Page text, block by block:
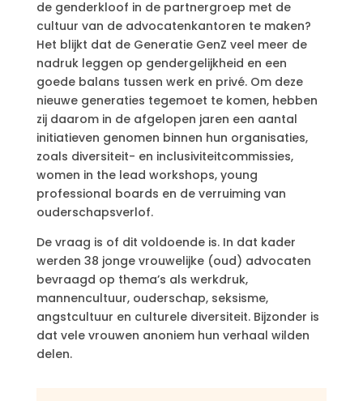
de genderkloof in de partnergroep met de
cultuur van de advocatenkantoren te maken?
Het blijkt dat de Generatie GenZ veel meer de
nadruk leggen op gendergelijkheid en een
goede balans tussen werk en privé. Om deze
nieuwe generaties tegemoet te komen, hebben
zij daarom in de afgelopen jaren een aantal
initiatieven genomen binnen hun organisaties,
zoals diversiteit- en inclusiviteitcommissies,
women in the lead workshops, young
professional boards en de verruiming van
ouderschapsverlof.
De vraag is of dit voldoende is. In dat kader
werden 38 jonge vrouwelijke (oud) advocaten
bevraagd op thema’s als werkdruk,
mannencultuur, ouderschap, seksisme,
angstcultuur en culturele diversiteit. Bijzonder is
dat vele vrouwen anoniem hun verhaal wilden
delen.